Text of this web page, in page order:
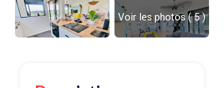
Voir les photos ( 5 )